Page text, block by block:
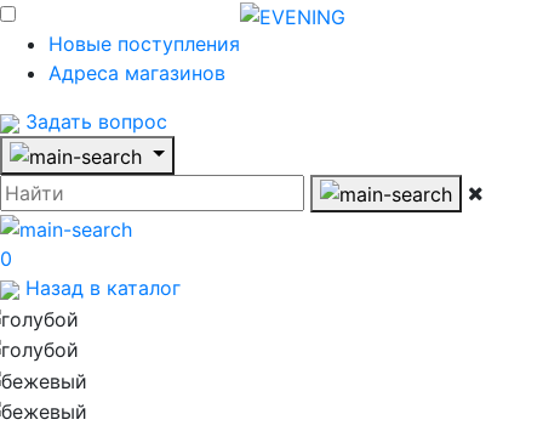
Новые поступления
Адреса магазинов
Задать вопрос
0
Назад в каталог